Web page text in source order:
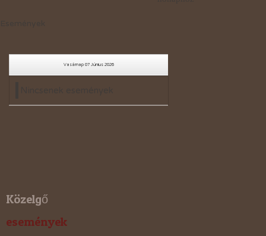
Vasárnap 07 Június 2026
Közelgő
események